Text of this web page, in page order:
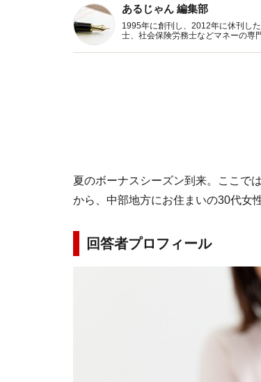
あるじゃん 編集部
1995年に創刊し、2012年に休刊し
士、社会保険労務士などマネーの専
夏のボーナスシーズン到来。ここで
から、中部地方にお住まいの30代女
回答者プロフィール